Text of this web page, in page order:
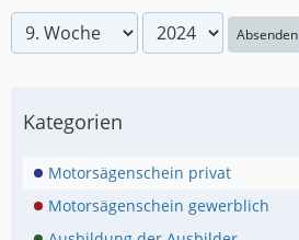
Absenden
Kategorien
Motorsägenschein privat
Motorsägenschein gewerblich